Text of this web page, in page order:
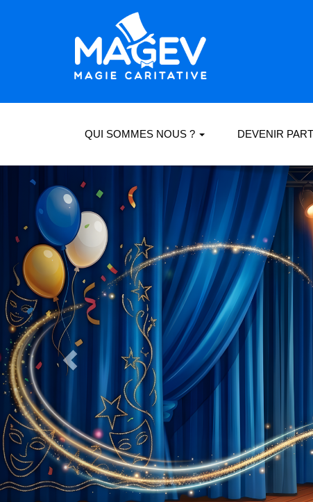
QUI SOMMES NOUS ? DEVENIR